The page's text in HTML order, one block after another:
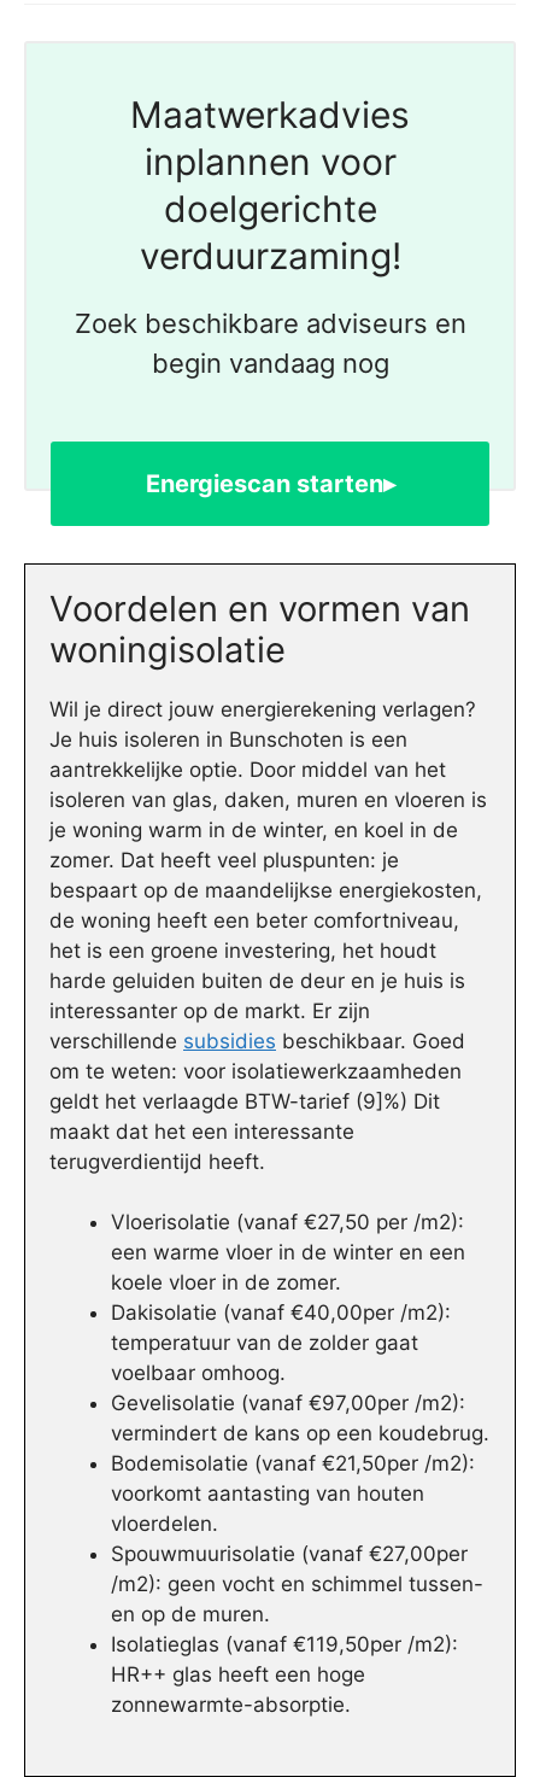
Maatwerkadvies
inplannen voor
doelgerichte
verduurzaming!
Zoek beschikbare adviseurs en
begin vandaag nog
Energiescan starten▸
Voordelen en vormen van
woningisolatie
Wil je direct jouw energierekening verlagen?
Je huis isoleren in Bunschoten is een
aantrekkelijke optie. Door middel van het
isoleren van glas, daken, muren en vloeren is
je woning warm in de winter, en koel in de
zomer. Dat heeft veel pluspunten: je
bespaart op de maandelijkse energiekosten,
de woning heeft een beter comfortniveau,
het is een groene investering, het houdt
harde geluiden buiten de deur en je huis is
interessanter op de markt. Er zijn
verschillende subsidies beschikbaar. Goed
om te weten: voor isolatiewerkzaamheden
geldt het verlaagde BTW-tarief (9]%) Dit
maakt dat het een interessante
terugverdientijd heeft.
Vloerisolatie (vanaf €27,50 per /m2):
een warme vloer in de winter en een
koele vloer in de zomer.
Dakisolatie (vanaf €40,00per /m2):
temperatuur van de zolder gaat
voelbaar omhoog.
Gevelisolatie (vanaf €97,00per /m2):
vermindert de kans op een koudebrug.
Bodemisolatie (vanaf €21,50per /m2):
voorkomt aantasting van houten
vloerdelen.
Spouwmuurisolatie (vanaf €27,00per
/m2): geen vocht en schimmel tussen-
en op de muren.
Isolatieglas (vanaf €119,50per /m2):
HR++ glas heeft een hoge
zonnewarmte-absorptie.